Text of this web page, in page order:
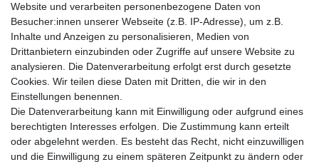
Zahlung und Versand
Impressum Daten­schutz­erklärung AGB
Website und verarbeiten personenbezogene Daten von
Besucher:innen unserer Webseite (z.B. IP-Adresse), um z.B.
Inhalte und Anzeigen zu personalisieren, Medien von
Drittanbietern einzubinden oder Zugriffe auf unsere Website zu
analysieren. Die Datenverarbeitung erfolgt erst durch gesetzte
Cookies. Wir teilen diese Daten mit Dritten, die wir in den
Einstellungen benennen.
Die Datenverarbeitung kann mit Einwilligung oder aufgrund eines
berechtigten Interesses erfolgen. Die Zustimmung kann erteilt
oder abgelehnt werden. Es besteht das Recht, nicht einzuwilligen
und die Einwilligung zu einem späteren Zeitpunkt zu ändern oder